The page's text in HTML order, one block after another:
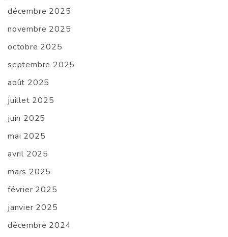
décembre 2025
novembre 2025
octobre 2025
septembre 2025
août 2025
juillet 2025
juin 2025
mai 2025
avril 2025
mars 2025
février 2025
janvier 2025
décembre 2024